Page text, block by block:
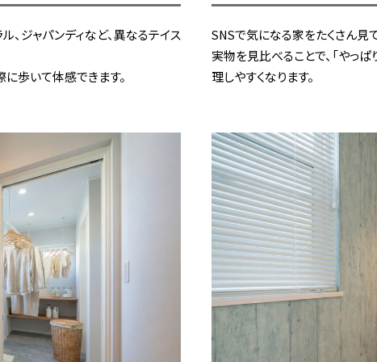
、ジャパンディなど、異なるテイス
歩いて体感できます。
SNSで気になる家をたくさん見
実物を見比べることで、「やっ
理しやすくなります。